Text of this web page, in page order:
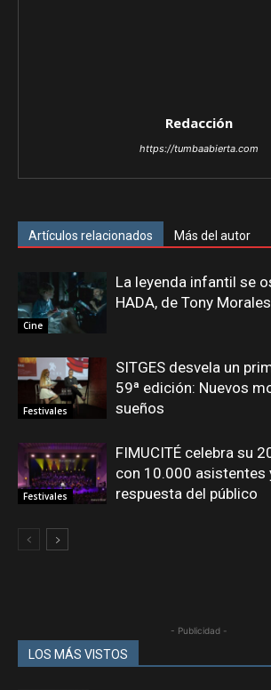
Redacción
https://tumbaabierta.com
Artículos relacionados Más del autor
Cine
La leyenda infantil se
HADA, de Tony Morales
Festivales
SITGES desvela un
59ª edición: Nuevos
sueños
Festivales
FIMUCITÉ celebra su
con 10.000 asistentes
respuesta del público
- Publicidad -
LOS MÁS VISTOS